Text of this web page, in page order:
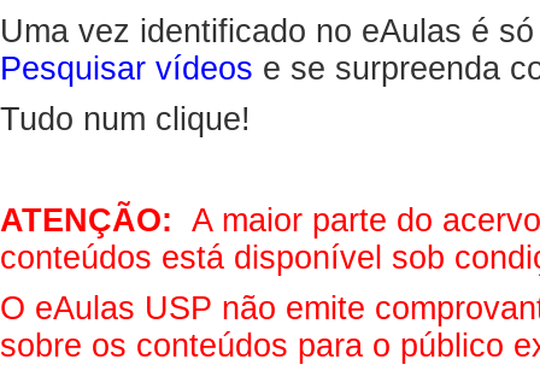
Uma vez identificado no eAulas é
Pesquisar vídeos e se surpreenda
Tudo num clique!
ATENÇÃO: A maior parte do
conteúdos está disponível sob
O eAulas USP não emite
sobre os conteúdos para o público